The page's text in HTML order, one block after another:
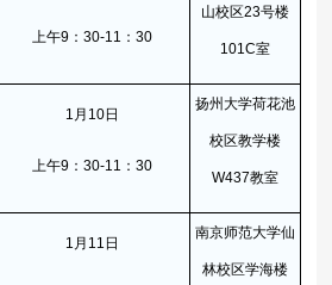
上午9：30-11：30
山校区23号楼
101C室
1月10日
上午9：30-11：30
扬州大学荷花池
校区教学楼
W437教室
1月11日
南京师范大学仙
林校区学海楼